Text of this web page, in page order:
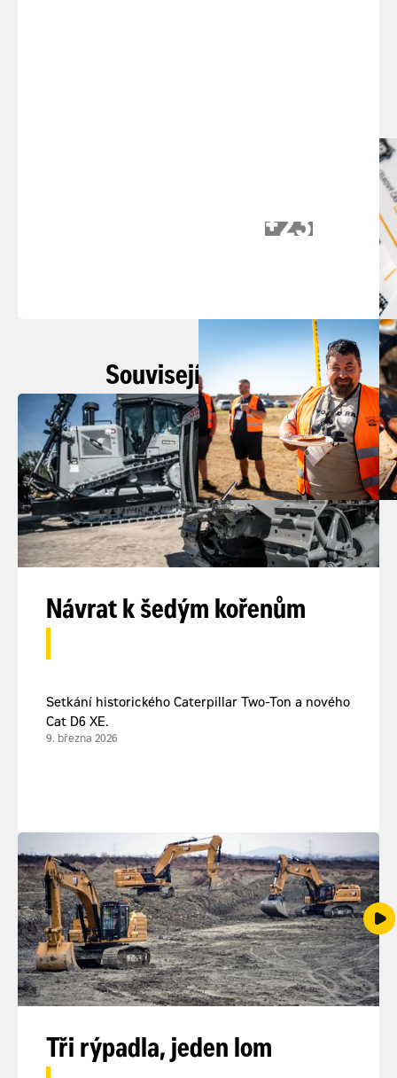
Související články
Návrat k šedým kořenům
Setkání historického Caterpillar Two-Ton a nového
Cat D6 XE.
9. března 2026
Tři rýpadla, jeden lom